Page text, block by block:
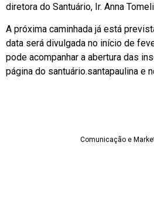
diretora do Santuário, Ir. Anna
A próxima caminhada já está
data será divulgada no início de
pode acompanhar a abertura das
página do santuário.santapaulina e
Comunicação e